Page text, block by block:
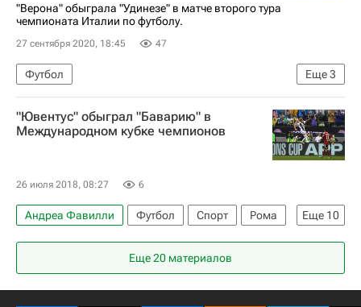
"Верона" обыграла "Удинезе" в матче второго тура
чемпионата Италии по футболу.
27 сентября 2020, 18:45 47
Еще3
Футбол
Серия А 2026-2027 (Чемпионат Италии по футболу)
Удинезе
Верона
"Ювентус" обыграл "Баварию" в
Международном кубке чемпионов
26 июля 2018, 08:27 6
Еще 10
Андреа Фавилли Футбол Спорт
Рома
Ювентус
Тоттенхэм Хотспур
Бенфика
Боруссия (Дортмунд)
Манчестер Сити
Ливерпуль
Садио Мане
Еще 20 материалов